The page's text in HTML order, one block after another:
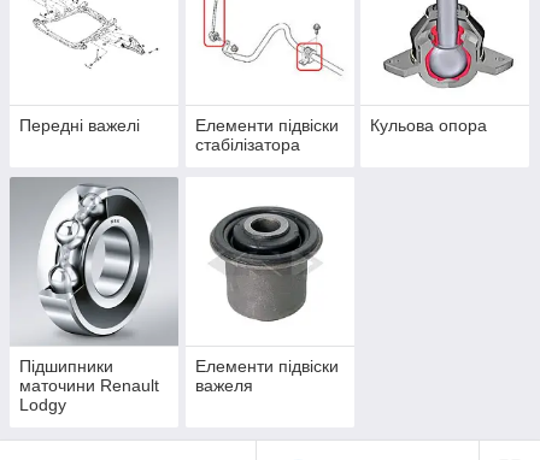
Передні важелі
Елементи підвіски
стабілізатора
Кульова опора
Підшипники
маточини Renault
Lodgy
Елементи підвіски
важеля